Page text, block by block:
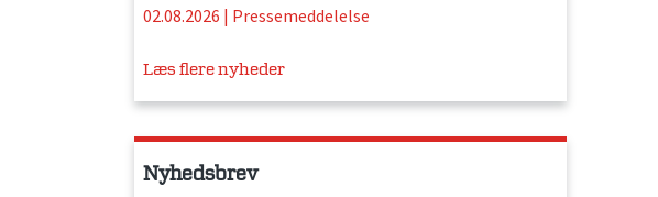
02.08.2026 | Pressemeddelelse
Læs flere nyheder
Nyhedsbrev